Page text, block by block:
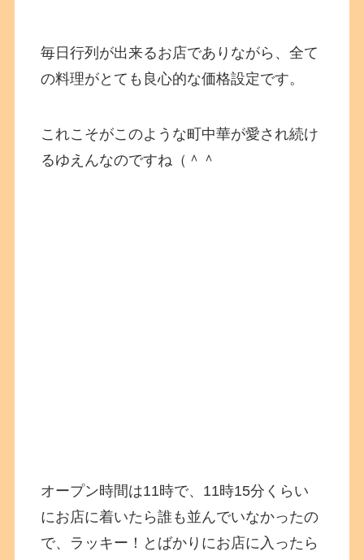
毎日行列が出来るお店でありながら、全て
の料理がとても良心的な価格設定です。
これこそがこのような町中華が愛され続け
るゆえんなのですね（＾＾
オープン時間は11時で、11時15分くらい
にお店に着いたら誰も並んでいなかったの
で、ラッキー！とばかりにお店に入ったら